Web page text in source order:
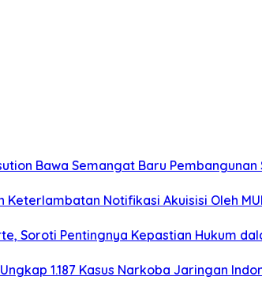
Bawa Semangat Baru Pembangunan
Keterlambatan Notifikasi Akuisisi Oleh
Soroti Pentingnya Kepastian Hukum
1.187 Kasus Narkoba Jaringan